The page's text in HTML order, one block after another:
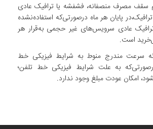
سقف مصرف منصفانه، فشفشه یا ترافیک عادی
پایان هر ماه درصورتی‌که استفاده‌نشده
عادی سرویس‌های غیر حجمی به‌قرار هر
سرعت مندرج منوط به شرایط فیزیکی خط
به علت شرایط فیزیکی خط تلفن؛
امکان عودت مبلغ وجود ندارد.